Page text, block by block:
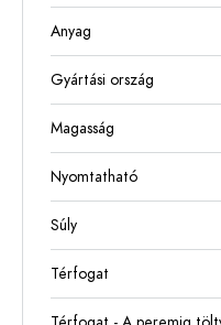
Anyag
Gyártási ország
Magasság
Nyomtatható
Súly
Térfogat